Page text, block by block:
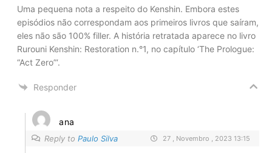
Uma pequena nota a respeito do Kenshin. Embora estes
episódios não correspondam aos primeiros livros que saíram,
eles não são 100% filler. A história retratada aparece no livro
Rurouni Kenshin: Restoration n.°1, no capítulo ‘The Prologue:
“Act Zero”‘.
Responder
ana
Reply to Paulo Silva 27 , Novembro , 2023 13:15